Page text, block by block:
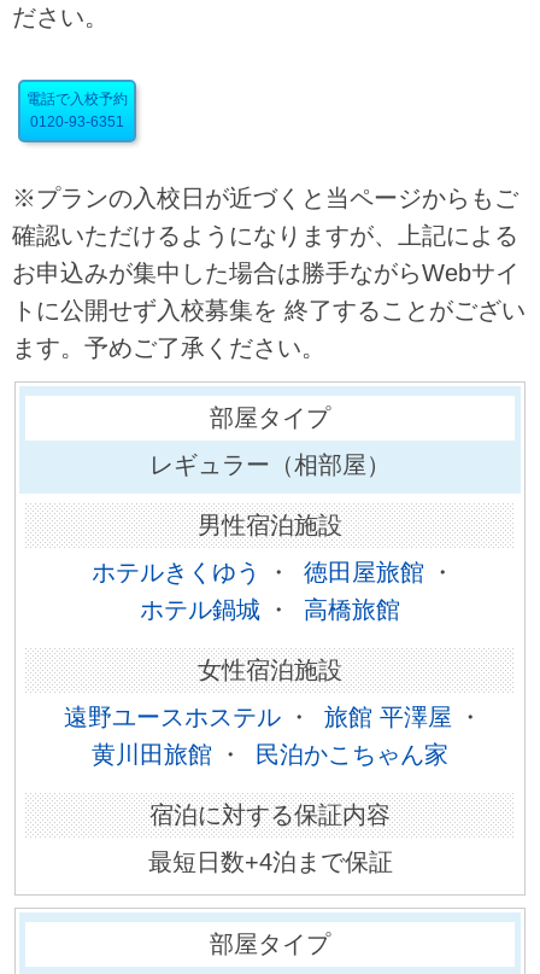
ださい。
電話で入校予約
0120-93-6351
※プランの入校日が近づくと当ページからもご
確認いただけるようになりますが、上記による
お申込みが集中した場合は勝手ながらWebサイ
トに公開せず入校募集を 終了することがござい
ます。予めご了承ください。
レギュラー（相部屋）
ホテルきくゆう ・ 徳田屋旅館
・
ホテル鍋城 ・ 高橋旅館
遠野ユースホステル ・ 旅館 平澤屋
・
黄川田旅館​
・ 民泊かこちゃん家​
最短日数+4泊まで保証